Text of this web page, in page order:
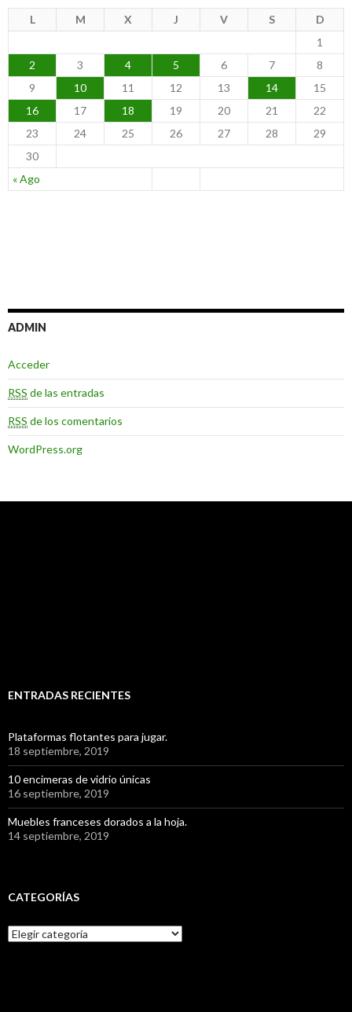
L M X J V S D
« Ago
1
2
3 4 5 6 7
8
9
10 11 12 13 14
15
16
17 18 19 20 21
22
23
24 25 26 27 28
29
30
ADMIN
Acceder
RSS de las entradas
RSS de los comentarios
WordPress.org
ENTRADAS RECIENTES
Plataformas flotantes para jugar.
18 septiembre, 2019
10 encimeras de vidrio únicas
16 septiembre, 2019
Muebles franceses dorados a la hoja.
14 septiembre, 2019
CATEGORÍAS
C
a